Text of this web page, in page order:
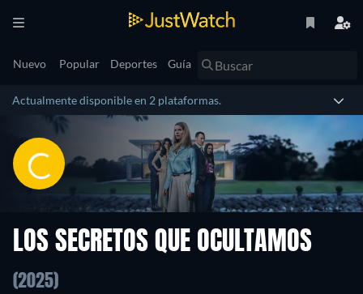
Nuevo Popular Deportes Guía
Actualmente disponible en 2 plataformas.
LOS SECRETOS QUE OCULTAMOS
(2025)